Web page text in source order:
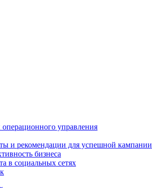
управления
и рекомендации для успешной кампании
бизнеса
в социальных сетях